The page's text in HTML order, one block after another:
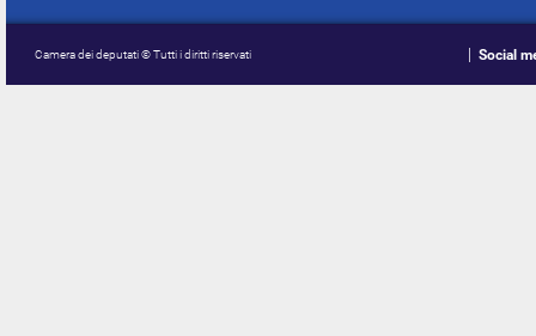
Camera dei deputati © Tutti i diritti riservati Social